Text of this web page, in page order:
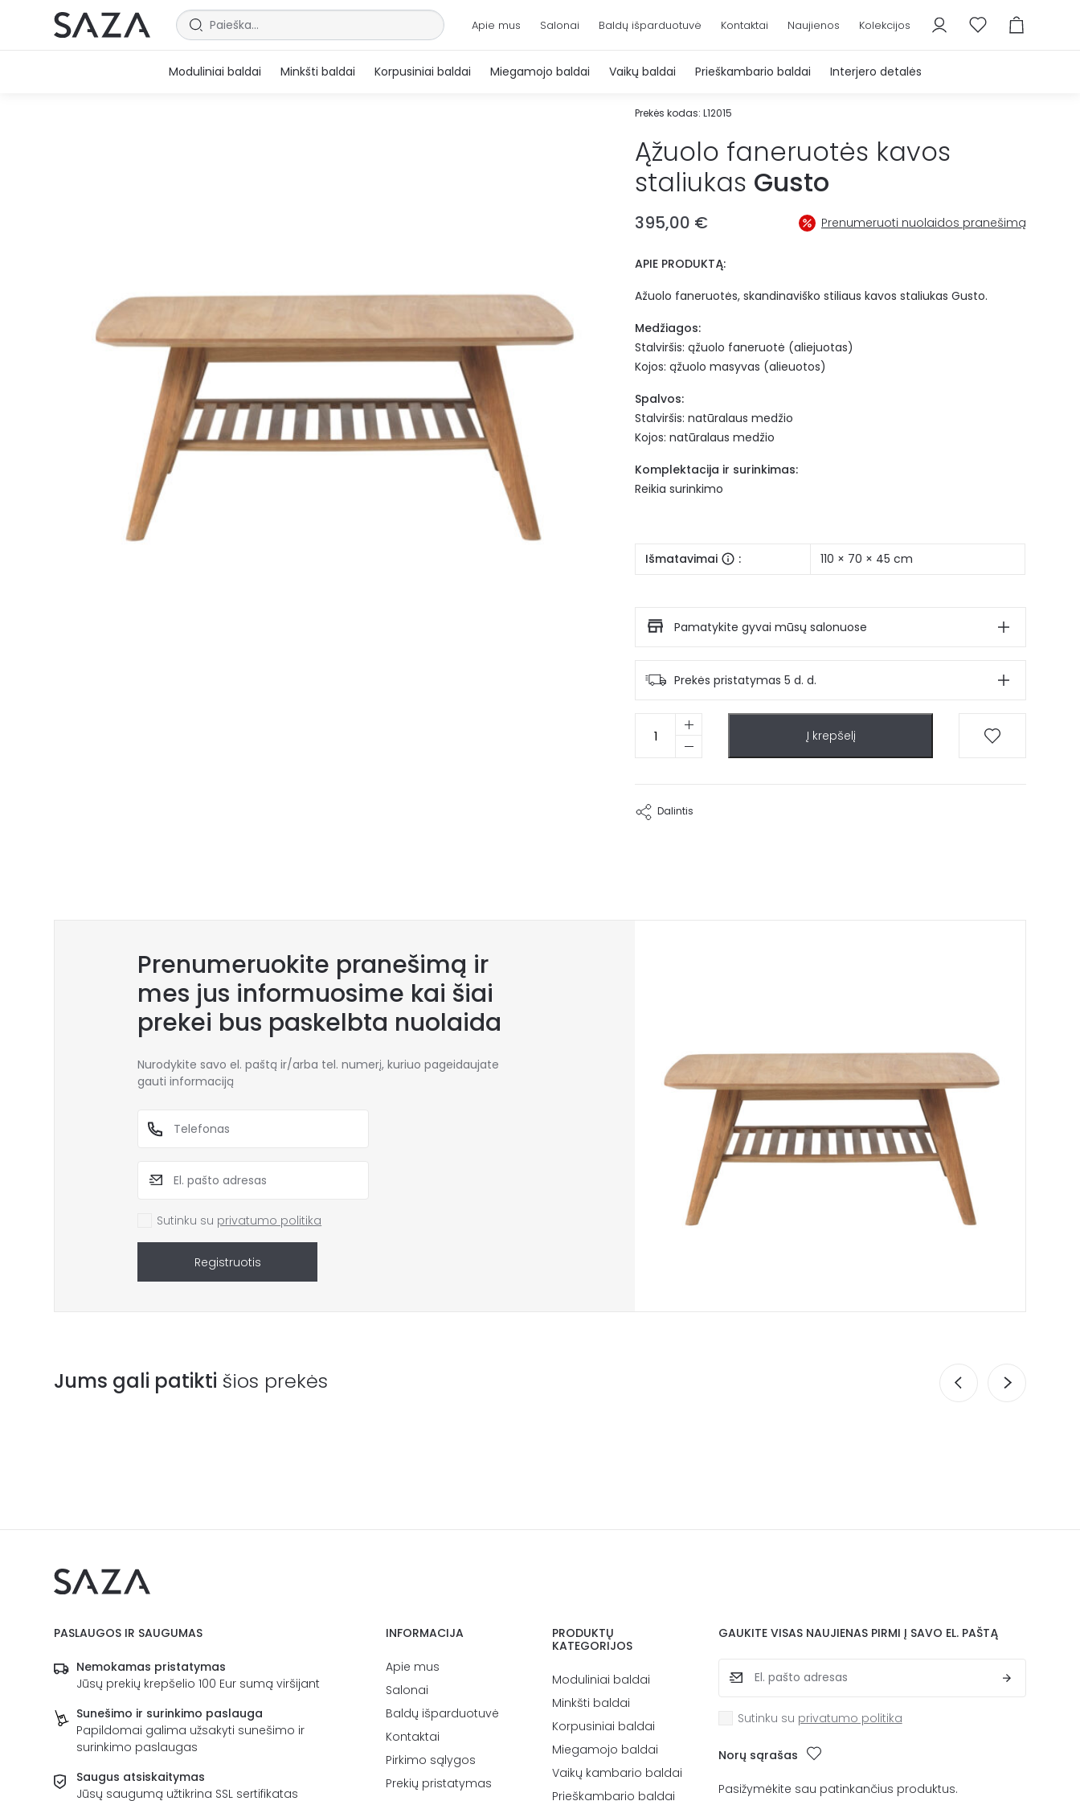
Apie mus Salonai Baldų išparduotuvė Kontaktai Naujienos Kolekcijos
Moduliniai baldai Minkšti baldai Korpusiniai baldai Miegamojo baldai Vaikų baldai Prieškambario baldai Interjero detalės
Prekės kodas:L12015
Ąžuolo faneruotės kavos
staliukas Gusto
395,00 € Prenumeruoti nuolaidos pranešimą
APIE PRODUKTĄ:
Ažuolo faneruotės, skandinaviško stiliaus kavos staliukas Gusto.
Medžiagos:
Stalviršis: ąžuolo faneruotė (aliejuotas)
Kojos: ąžuolo masyvas (alieuotos)
Spalvos:
Stalviršis: natūralaus medžio
Kojos: natūralaus medžio
Komplektacija ir surinkimas:
Reikia surinkimo
Išmatavimai : 110 × 70 × 45 cm
Pamatykite gyvai mūsų salonuose
Prekės pristatymas 5 d. d.
produkto
kiekis:
staliukas
Į krepšelį
Dalintis
Prenumeruokite pranešimą ir
mes jus informuosime kai šiai
prekei bus paskelbta nuolaida
Nurodykite savo el. paštą ir/arba tel. numerį, kuriuo pageidaujate
gauti informaciją
Sutinku su privatumo politika
Registruotis
Jums gali patikti šios prekės
PASLAUGOS IR SAUGUMAS
Nemokamas pristatymas
Jūsų prekių krepšelio 100 Eur sumą viršijant
Sunešimo ir surinkimo paslauga
Papildomai galima užsakyti sunešimo ir
surinkimo paslaugas
Saugus atsiskaitymas
Jūsų saugumą užtikrina SSL sertifikatas
INFORMACIJA
Apie mus
Salonai
Baldų išparduotuvė
Kontaktai
Pirkimo sąlygos
Prekių pristatymas
PRODUKTŲ
KATEGORIJOS
Moduliniai baldai
Minkšti baldai
Korpusiniai baldai
Miegamojo baldai
Vaikų kambario baldai
Prieškambario baldai
GAUKITE VISAS NAUJIENAS PIRMI Į SAVO EL. PAŠTĄ
Sutinku su privatumo politika
Norų sąrašas
Pasižymėkite sau patinkančius produktus.